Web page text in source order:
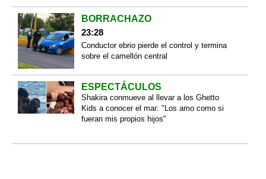
BORRACHAZO
23:28
Conductor ebrio pierde el control y termina
sobre el camellón central
ESPECTÁCULOS
Shakira conmueve al llevar a los Ghetto
Kids a conocer el mar: "Los amo como si
fueran mis propios hijos"